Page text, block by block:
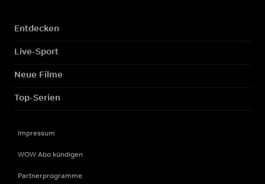
Entdecken
Live-Sport
Neue Filme
Top-Serien
Impressum
WOW Abo kündigen
Partnerprogramme